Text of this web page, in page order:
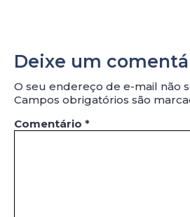
Deixe um
O seu endereço de e-mail não
Campos obrigatórios são
Comentário *